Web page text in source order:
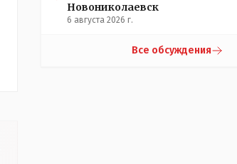
Новониколаевск
6 августа 2026 г.
Все обсуждения